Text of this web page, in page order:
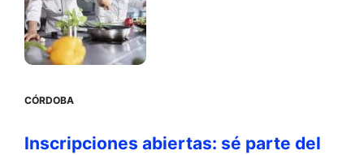
CÓRDOBA
Inscripciones abiertas: sé parte del